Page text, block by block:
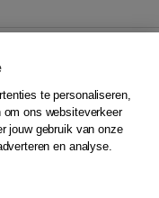
te personaliseren,
ons websiteverkeer
jouw gebruik van onze
en analyse.